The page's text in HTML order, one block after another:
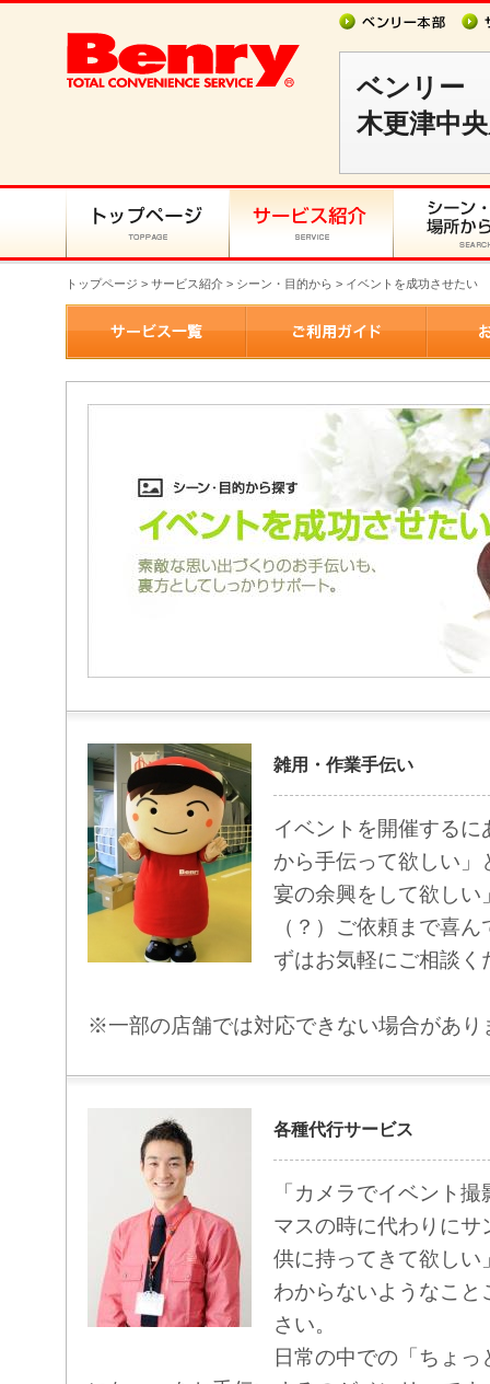
ベンリー
木更津中
トップページ > サービス紹介 > シーン・目的から > イベントを成功させたい
雑用・作業手伝い
イベントを開催する
から手伝って欲しい
宴の余興をして欲しい
（？）ご依頼まで喜
ずはお気軽にご相談く
※一部の店舗では対応できない場合があり
各種代行サービス
「カメラでイベント
マスの時に代わりに
供に持ってきて欲しい
わからないようなこ
さい。
日常の中での「ちょ